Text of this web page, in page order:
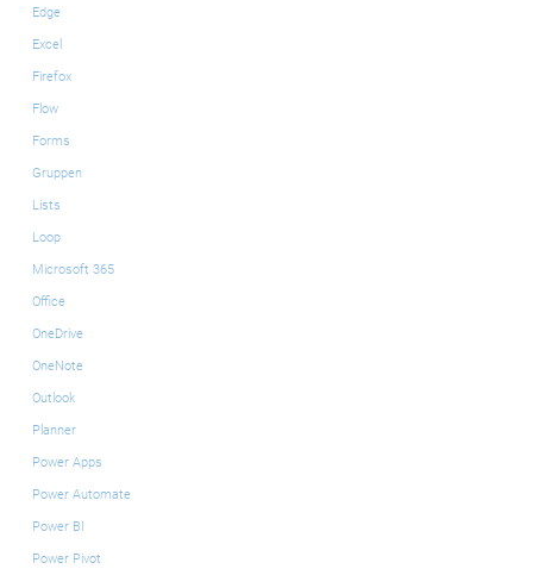
Edge
Excel
Firefox
Flow
Forms
Gruppen
Lists
Loop
Microsoft 365
Office
OneDrive
OneNote
Outlook
Planner
Power Apps
Power Automate
Power BI
Power Pivot